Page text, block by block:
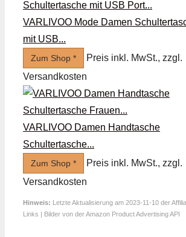
VARLIVOO Mode Damen
mit USB...
Zum Shop *
Preis inkl. MwSt., zzgl.
Versandkosten
VARLIVOO Damen Handtasche
Schultertasche...
Zum Shop *
Preis inkl. MwSt., zzgl.
Versandkosten
Hinweis: Letzte Aktualisierung am 2023-11-10 der
Links | Bilder von der Amazon Product Advertising API